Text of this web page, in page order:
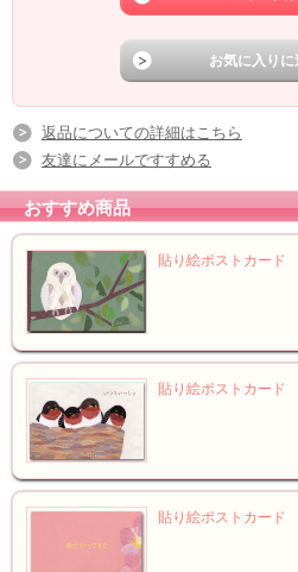
返品についての詳細はこちら
友達にメールですすめる
おすすめ商品
貼り絵ポストカード
貼り絵ポストカード
貼り絵ポストカード